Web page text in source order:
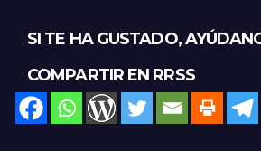
SI TE HA GUSTADO,
COMPARTIR EN RRSS